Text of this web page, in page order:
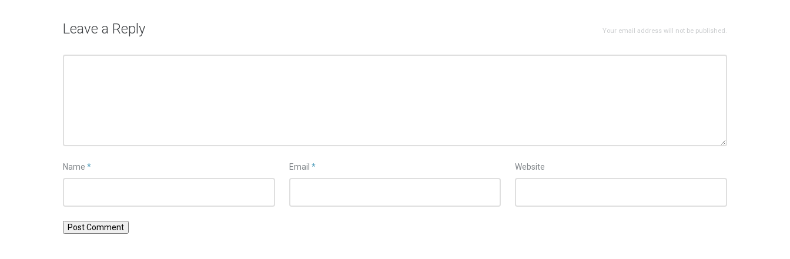
Leave a Reply Your email address will not be published.
Name * Email * Website